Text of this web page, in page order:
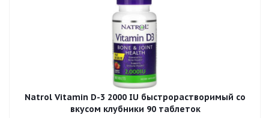
Natrol Vitamin D-3 2000 IU быстрорастворимый со
вкусом клубники 90 таблеток